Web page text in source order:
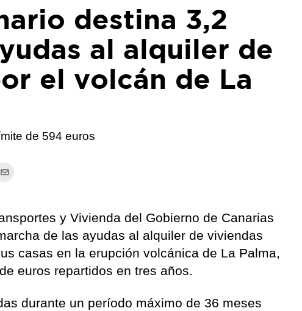
destina 3,2
al alquiler de
el volcán de La
de 594 euros
y Vivienda del Gobierno de Canarias
de las ayudas al alquiler de viviendas
casas en la erupción volcánica de La Palma,
euros repartidos en tres años.
durante un período máximo de 36 meses